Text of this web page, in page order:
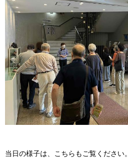
当日の様子は、こちらもご覧ください。